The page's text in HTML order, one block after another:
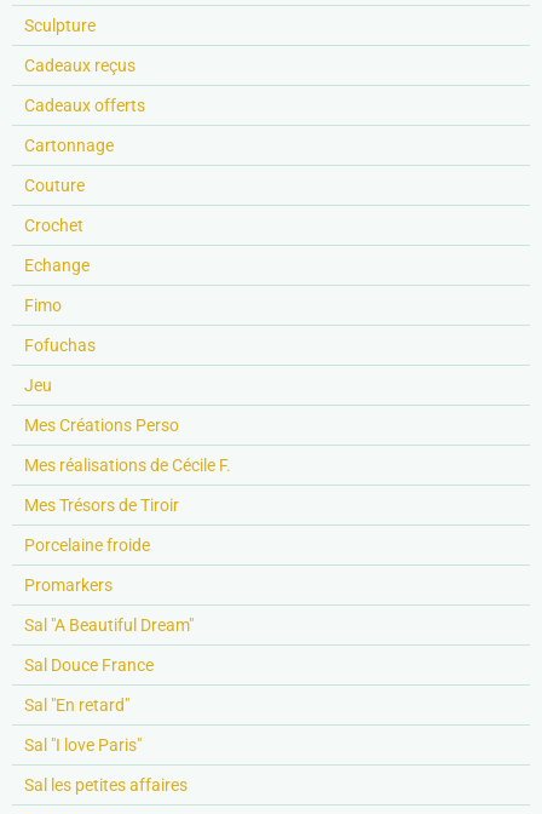
Sculpture
Cadeaux reçus
Cadeaux offerts
Cartonnage
Couture
Crochet
Echange
Fimo
Fofuchas
Jeu
Mes Créations Perso
Mes réalisations de Cécile F.
Mes Trésors de Tiroir
Porcelaine froide
Promarkers
Sal "A Beautiful Dream"
Sal Douce France
Sal "En retard"
Sal "I love Paris"
Sal les petites affaires